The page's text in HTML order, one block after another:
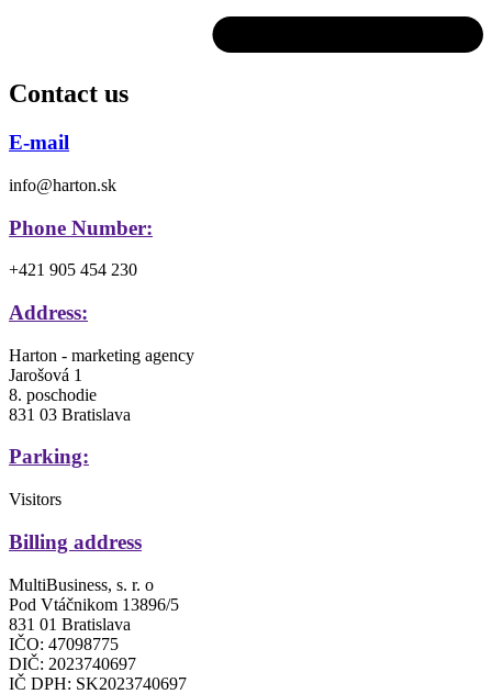
Contact us
E-mail
info@harton.sk
Phone Number:
+421 905 454 230
Address:
Harton - marketing agency
Jarošová 1
8. poschodie
831 03 Bratislava
Parking:
Visitors
Billing address
MultiBusiness, s. r. o
Pod Vtáčnikom 13896/5
831 01 Bratislava
IČO: 47098775
DIČ: 2023740697
IČ DPH: SK2023740697